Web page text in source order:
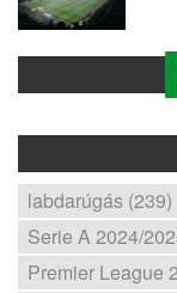
labdarúgás (239)
Serie A 2024/
Premier League